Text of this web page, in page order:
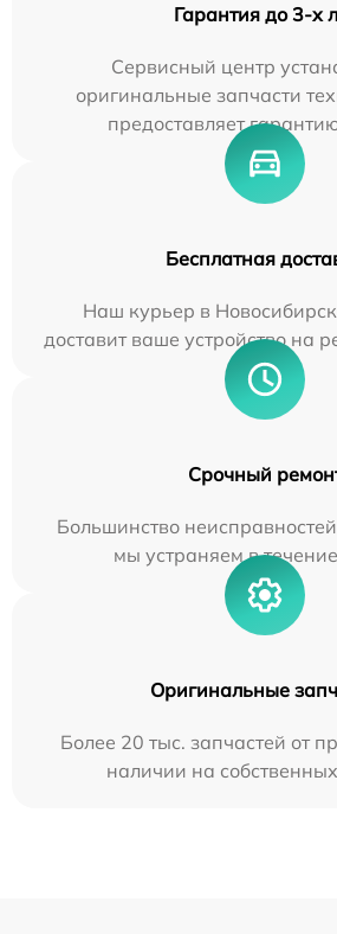
Гарантия до 3-х
Сервисный центр
оригинальные запчасти
предоставляет
Бесплатная
Наш курьер в
доставит ваше устройство на
Срочный
Большинство
мы устраняем в
Оригинальные
Более 20 тыс. запчастей от
наличии на